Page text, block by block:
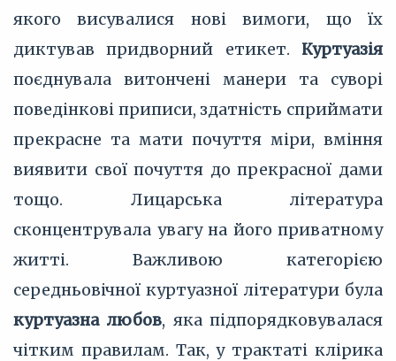
якого висувалися нові вимоги, що їх
диктував придворний етикет. Куртуазія
поєднувала витончені манери та суворі
поведінкові приписи, здатність сприймати
прекрасне та мати почуття міри, вміння
виявити свої почуття до прекрасної дами
тощо. Лицарська література
сконцентрувала увагу на його приватному
житті. Важливою категорією
середньовічної куртуазної літератури була
куртуазна любов, яка підпорядковувалася
чітким правилам. Так, у трактаті клірика